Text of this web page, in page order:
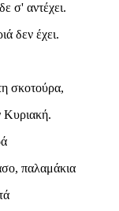
σ' αντέχει.
δεν έχει.
σκοτούρα,
Κυριακή.
παλαμάκια